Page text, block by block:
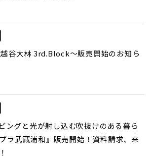
谷大林 3rd.Block～販売開始のお知ら
ングと光が射し込む吹抜けのある暮ら
ラ武蔵浦和』販売開始！資料請求、来